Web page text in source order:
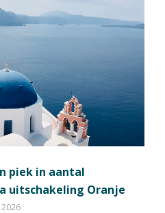
piek in aantal
uitschakeling Oranje